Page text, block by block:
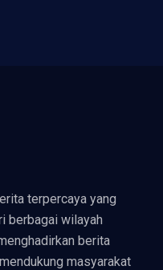
terpercaya yang
berbagai wilayah
berita
masyarakat